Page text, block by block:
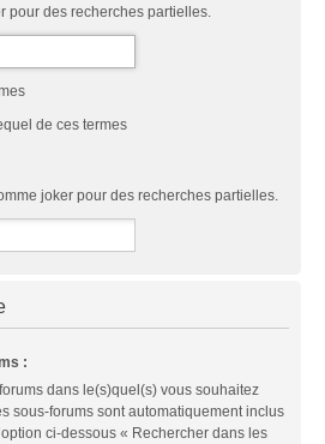
pour des recherches partielles.
de ces termes
joker pour des recherches partielles.
:
dans le(s)quel(s) vous souhaitez
sous-forums sont automatiquement inclus
ci-dessous « Rechercher dans les